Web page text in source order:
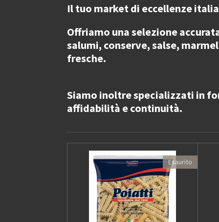
Il tuo market di eccellenze
Offriamo una selezione
salumi, conserve, salse,
fresche.
Siamo inoltre specializzati in
affidabilità e continuità.
Esaurito